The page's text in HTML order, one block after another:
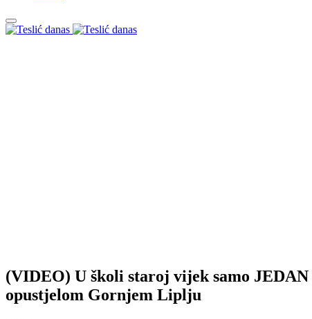
(VIDEO) U školi staroj vijek samo
opustjelom Gornjem Liplju